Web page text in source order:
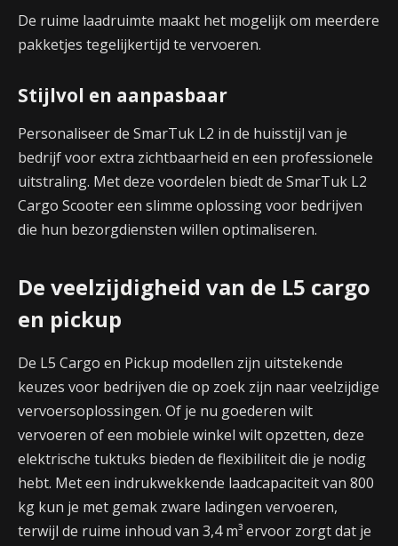
De ruime laadruimte maakt het mogelijk om meerdere
pakketjes tegelijkertijd te vervoeren.
Stijlvol en aanpasbaar
Personaliseer de SmarTuk L2 in de huisstijl van je
bedrijf voor extra zichtbaarheid en een professionele
uitstraling. Met deze voordelen biedt de SmarTuk L2
Cargo Scooter een slimme oplossing voor bedrijven
die hun bezorgdiensten willen optimaliseren.
De veelzijdigheid van de L5 cargo
en pickup
De L5 Cargo en Pickup modellen zijn uitstekende
keuzes voor bedrijven die op zoek zijn naar veelzijdige
vervoersoplossingen. Of je nu goederen wilt
vervoeren of een mobiele winkel wilt opzetten, deze
elektrische tuktuks bieden de flexibiliteit die je nodig
hebt. Met een indrukwekkende laadcapaciteit van 800
kg kun je met gemak zware ladingen vervoeren,
terwijl de ruime inhoud van 3,4 m³ ervoor zorgt dat je